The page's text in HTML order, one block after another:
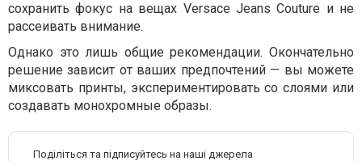
сохранить фокус на вещах Versace Jeans Couture и не
рассеивать внимание.
Однако это лишь общие рекомендации. Окончательно
решение зависит от ваших предпочтений — вы можете
миксовать принты, экспериментировать со слоями или
создавать монохромные образы.
Поділіться та підписуйтесь на наші джерела